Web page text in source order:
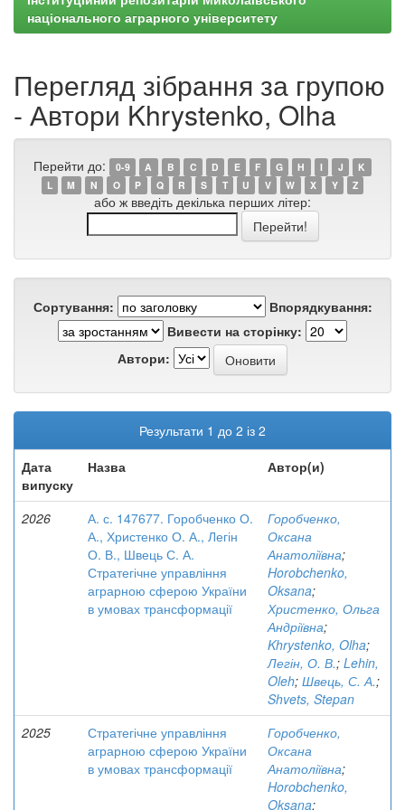
національного аграрного університету
Перегляд зібрання за групою
- Автори Khrystenko, Olha
Перейти до: 0-9 A B C D E F G H I J
K
L
M N O P Q R S T U V W X Y Z
або ж введіть декілька перших літер:
Сортування:
Впорядкування:
Вивести на сторінку:
Автори:
Результати 1 до 2 із 2
Дата
випуску
Назва Автор(и)
2026
А. с. 147677. Горобченко О.
А., Христенко О. А., Легін
О. В., Швець С. А.
Стратегічне управління
аграрною сферою України
в умовах трансформації
Горобченко,
Оксана
Анатоліївна;
Horobchenko,
Oksana;
Христенко, Ольга
Андріївна;
Khrystenko, Olha;
Легін, О. В.; Lehin,
Oleh; Швець, С. А.;
Shvets, Stepan
2025
Стратегічне управління
аграрною сферою України
в умовах трансформації
Горобченко,
Оксана
Анатоліївна;
Horobchenko,
Oksana;